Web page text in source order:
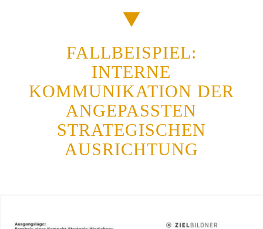
FALLBEISPIEL:
INTERNE
KOMMUNIKATION DER
ANGEPASSTEN
STRATEGISCHEN
AUSRICHTUNG